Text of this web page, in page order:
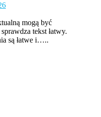
mogą być
tekst łatwy.
są łatwe i…..